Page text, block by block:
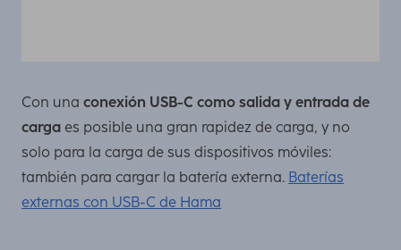
Con una conexión USB-C como salida y entrada de
carga es posible una gran rapidez de carga, y no
solo para la carga de sus dispositivos móviles:
también para cargar la batería externa. Baterías
externas con USB-C de Hama